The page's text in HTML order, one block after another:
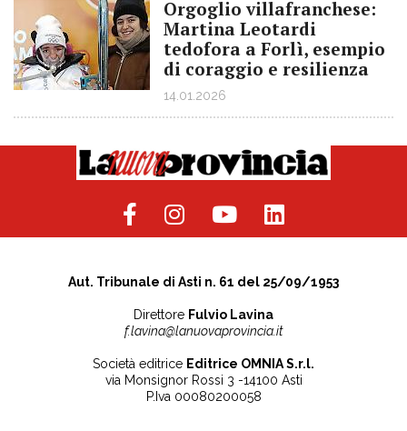
Orgoglio villafranchese:
Martina Leotardi
tedofora a Forlì, esempio
di coraggio e resilienza
14.01.2026
Aut. Tribunale di Asti n. 61 del 25/09/1953
Direttore Fulvio Lavina
f.lavina@lanuovaprovincia.it
Società editrice Editrice OMNIA S.r.l.
via Monsignor Rossi 3 -14100 Asti
P.Iva 00080200058